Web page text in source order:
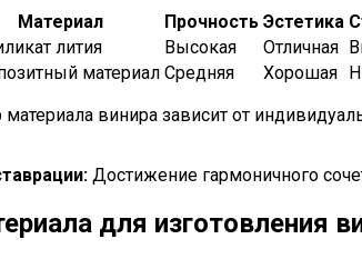
Материал Прочность Эстетика
лития Высокая Отличная
материал Средняя Хорошая
винира зависит от
Достижение гармоничного
для изготовления